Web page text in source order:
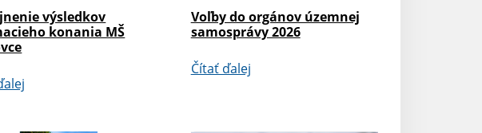
výsledkov
konania MŠ
Voľby do orgánov územnej
samosprávy 2026
Čítať ďalej